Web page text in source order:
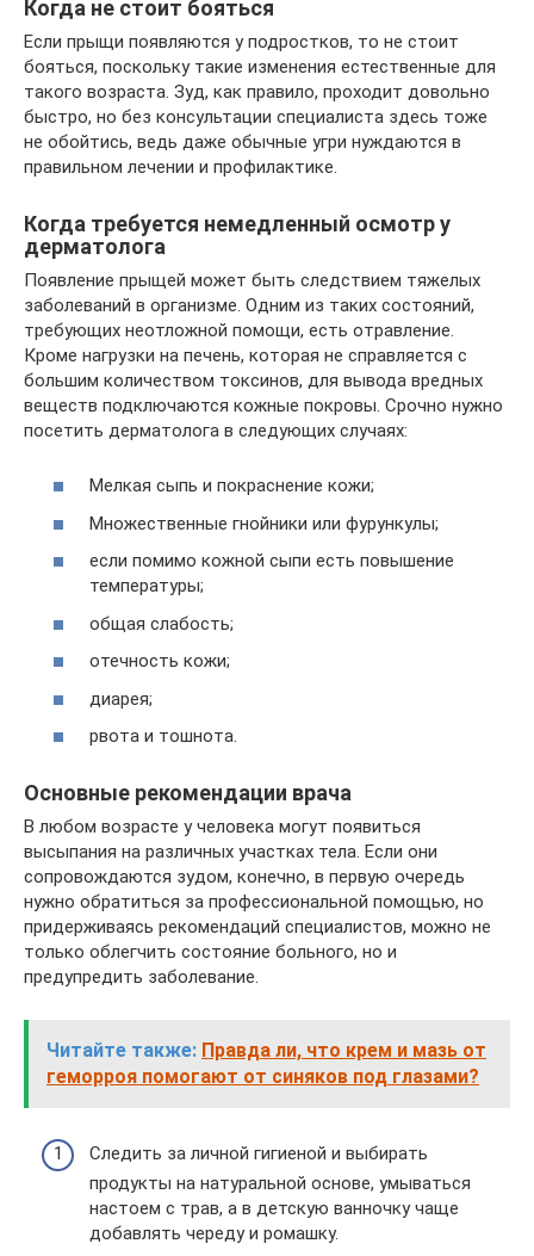
Когда не стоит бояться
Если прыщи появляются у подростков, то не стоит
бояться, поскольку такие изменения естественные для
такого возраста. Зуд, как правило, проходит довольно
быстро, но без консультации специалиста здесь тоже
не обойтись, ведь даже обычные угри нуждаются в
правильном лечении и профилактике.
Когда требуется немедленный осмотр у
дерматолога
Появление прыщей может быть следствием тяжелых
заболеваний в организме. Одним из таких состояний,
требующих неотложной помощи, есть отравление.
Кроме нагрузки на печень, которая не справляется с
большим количеством токсинов, для вывода вредных
веществ подключаются кожные покровы. Срочно нужно
посетить дерматолога в следующих случаях:
Мелкая сыпь и покраснение кожи;
Множественные гнойники или фурункулы;
если помимо кожной сыпи есть повышение
температуры;
общая слабость;
отечность кожи;
диарея;
рвота и тошнота.
Основные рекомендации врача
В любом возрасте у человека могут появиться
высыпания на различных участках тела. Если они
сопровождаются зудом, конечно, в первую очередь
нужно обратиться за профессиональной помощью, но
придерживаясь рекомендаций специалистов, можно не
только облегчить состояние больного, но и
предупредить заболевание.
Читайте также: Правда ли, что крем и мазь от
геморроя помогают от синяков под глазами?
Следить за личной гигиеной и выбирать
продукты на натуральной основе, умываться
настоем с трав, а в детскую ванночку чаще
добавлять череду и ромашку.